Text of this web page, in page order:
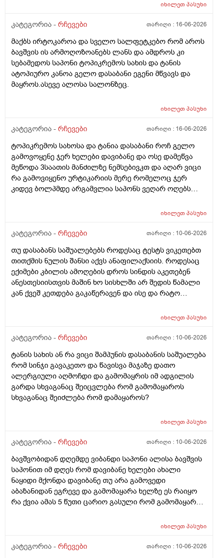
იხილეთპასუხი
კატეგორია - რჩევები თარიღი : 16-06-2026
მაქბს ირტოკაროა და სველო სალფეტკებო რომ აროს
ბავშვის ის არმოღოზოანებს ლანს და ამდროს კი
სებამედოს საპონი ტოპიკრემოს სახის და ტანის
ატოპიურო კანოა გელო დასაბანი ეგენი მწვავს და
მაყროს.ასევე ალოსა სალონზეც.
იხილეთპასუხი
კატეგორია - რჩევები თარიღი : 16-06-2026
ტოპიკრემოს სახოსა და ტანია დასაბანი როჩ გელო
გამოვოყენე ჯერ ხელები დავიბანე და ოსე დამეწვა
მეწოდა 3საათის მანძილზე ნემსებივკთ და აღარ ვიცი
რა გამოვიყენო ურტიკარიის მერე რომელოც ჯერ
კიდევ ბოლპმდე არგამვლია საპონს ვეღარ ოღებს
წავიდა არვოცი რავიყიდო როთ დავიბანო.დავიღალე
მაყროს და მექავება..მ ყან საშინლად გამოშრა ხელები
არსად და ვერც წავალ
იხილეთპასუხი
კატეგორია - რჩევები თარიღი : 10-06-2026
თუ დასაბანს საშუალებებს როდესაც ტესტს ვიკეთებთ
თითქმის ნულის შანსი აქვს ანაფილაქსიის. როდესაც
ექიმები კბილის ამოღების დროს სინდის აკეთებენ
ანესთესიისთვის მაშინ ხო სისხლში არ შედის წამალი
კან ქვეშ კეთდება გაკაწერავენ და ისე და რატო
ახარო რატომ იკითხებიან თუ ანა ფილოქსიოზე არ
გამონაყარი გაჩნდე რატო არიან მზად ყოფნაში გუშინ
რატო არ აკეთებენ ამ სინდს ყველგან და რატომ
მაინცდამაინც სპეციალურ კლინიკებში რატომ ეს
შენიათ
იხილეთპასუხი
კატეგორია - რჩევები თარიღი : 10-06-2026
ტანის სახის ან რა ვიცი შამპუნის დასაბანის საშუალება
რომ სინჯი გავაკეთო და წავისვა მაჯაზე დათო
ალერგიული აღმოჩდი და გამომაყრის იმ ადგილის
გარდა სხვაგანაც შეიცვლება რომ გამომაყაროს
სხვაგანაც შეიძლება რომ დამაყაროს?
იხილეთპასუხი
კატეგორია - რჩევები თარიღი : 10-06-2026
ბავშვობიდან დღემდე ვიბანდი საპონი ალისა ბავშვის
საპონით იმ დღეს რომ დავიბანე ხელები ახალი
ნაყიდი მქონდა დავიბანე თუ არა გამოვედი
აბაზანიდან ეგრევე და გამომაყარა ხელზე ეს რაიყო
რა ქვია ამას 5 წუთი ცარიო გასული რომ გამომაყარა
იხილეთპასუხი
კატეგორია - რჩევები თარიღი : 10-06-2026